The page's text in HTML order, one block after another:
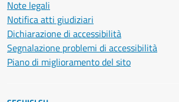
Note legali
Notifica atti giudiziari
Dichiarazione di accessibilità
Segnalazione problemi di accessibilità
Piano di miglioramento del sito